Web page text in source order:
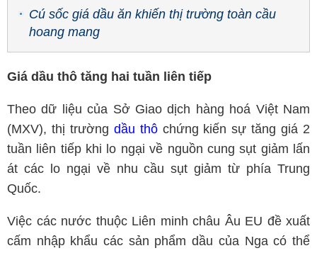
Cú sốc giá dầu ăn khiến thị trường toàn cầu
hoang mang
Giá dầu thô tăng hai tuần liên tiếp
Theo dữ liệu của Sở Giao dịch hàng hoá Việt Nam
(MXV), thị trường dầu thôchứng kiến sự tăng giá 2
tuần liên tiếp khi lo ngại về nguồn cung sụt giảm lấn
át các lo ngại về nhu cầu sụt giảm từ phía Trung
Quốc.
Việc các nước thuộc Liên minh châu Âu EU đề xuất
cấm nhập khẩu các sản phẩm dầu của Nga có thể